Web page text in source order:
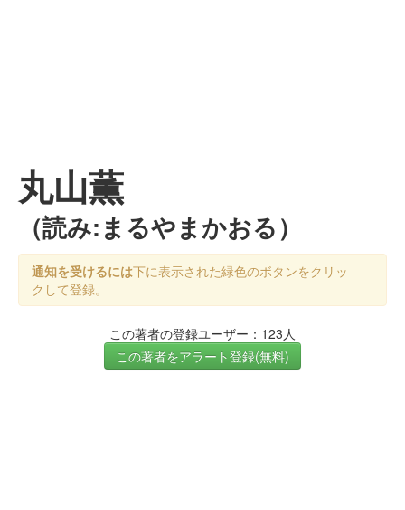
丸山薫
（読み:まるやまかおる）
通知を受けるには下に表示された緑色のボタンをクリッ
クして登録。
この著者の登録ユーザー：123人
この著者をアラート登録(無料)